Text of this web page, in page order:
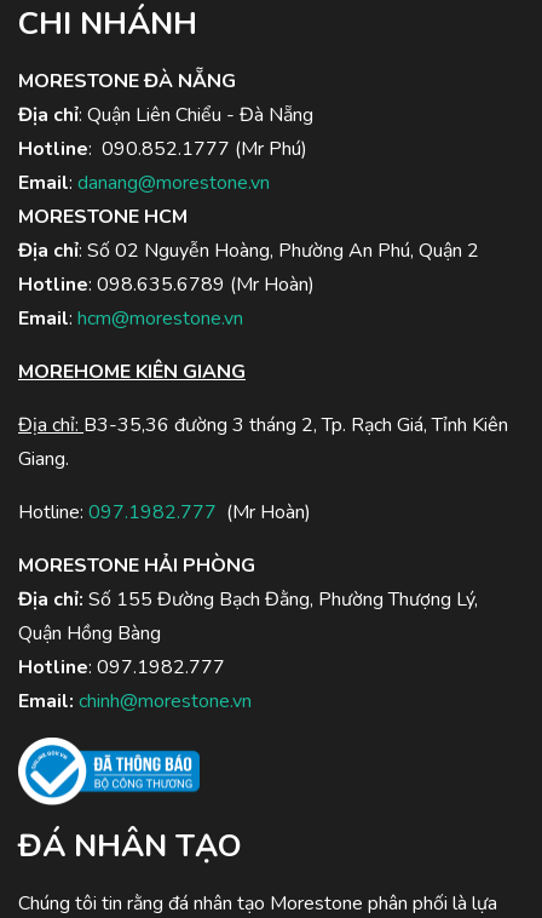
CHI NHÁNH
MORESTONE ĐÀ NẴNG
Địa chỉ: Quận Liên Chiểu - Đà Nẵng
Hotline: 090.852.1777 (Mr Phú)
Email: danang@morestone.vn
MORESTONE HCM
Địa chỉ: Số 02 Nguyễn Hoàng, Phường An Phú, Quận 2
Hotline: 098.635.6789 (Mr Hoàn)
Email: hcm@morestone.vn
MOREHOME KIÊN GIANG
Địa chỉ: B3-35,36 đường 3 tháng 2, Tp. Rạch Giá, Tỉnh Kiên
Giang.
Hotline: 097.1982.777 (Mr Hoàn)
MORESTONE HẢI PHÒNG
Địa chỉ: Số 155 Đường Bạch Đằng, Phường Thượng Lý,
Quận Hồng Bàng
Hotline: 097.1982.777
Email: chinh@morestone.vn
ĐÁ NHÂN TẠO
Chúng tôi tin rằng đá nhân tạo Morestone phân phối là lựa